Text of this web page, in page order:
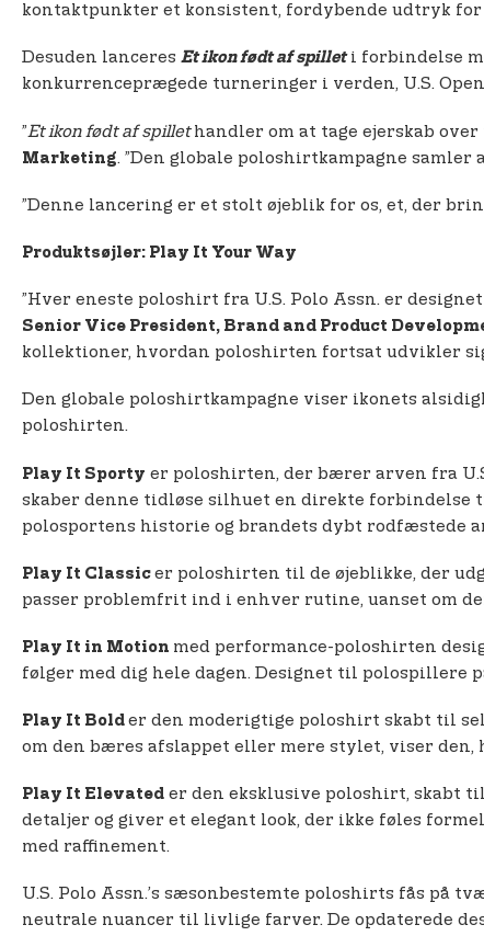
kontaktpunkter et konsistent, fordybende udtryk
Desuden lanceres Et ikon født af spilleti forbindelse
konkurrenceprægede turneringer i verden, U.S.
”Et ikon født af spillethandler om at tage ejerskab
Marketing. ”Den globale poloshirtkampagne
”Denne lancering er et stolt øjeblik for os, et, der
Produktsøjler: Play It Your Way
”Hver eneste poloshirt fra U.S. Polo Assn. er
Senior Vice President, Brand and Product
kollektioner, hvordan poloshirten fortsat udvikler
Den globale poloshirtkampagne viser ikonets
poloshirten.
Play It Sporty er poloshirten, der bærer arven fra
skaber denne tidløse silhuet en direkte forbindelse
polosportens historie og brandets dybt rodfæstede
Play It Classicer poloshirten til de øjeblikke, der
passer problemfrit ind i enhver rutine, uanset om
Play It in Motion med performance-poloshirten
følger med dig hele dagen. Designet til polospillere
Play It Bolder den moderigtige poloshirt skabt til
om den bæres afslappet eller mere stylet, viser
Play It Elevated er den eksklusive poloshirt, skabt
detaljer og giver et elegant look, der ikke føles
med raffinement.
U.S. Polo Assn.’s sæsonbestemte poloshirts fås på
neutrale nuancer til livlige farver. De opdaterede